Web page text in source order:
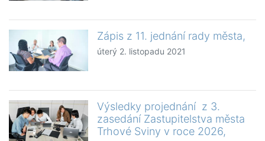
Zápis z 11. jednání rady města,
úterý 2. listopadu 2021
Výsledky projednání z 3.
zasedání Zastupitelstva města
Trhové Sviny v roce 2026,